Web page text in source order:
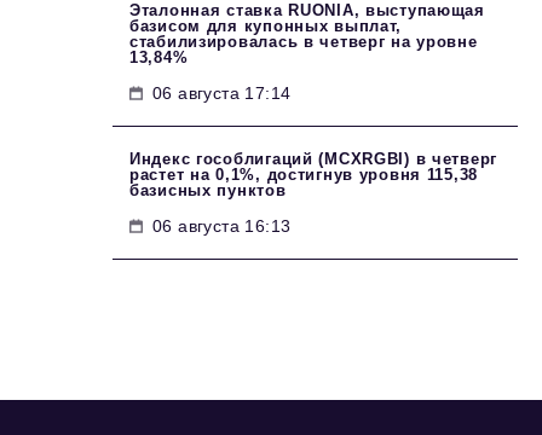
Эталонная ставка RUONIA, выступающая
базисом для купонных выплат,
стабилизировалась в четверг на уровне
13,84%
06 августа 17:14
Индекс гособлигаций (MCXRGBI) в четверг
растет на 0,1%, достигнув уровня 115,38
базисных пунктов
06 августа 16:13